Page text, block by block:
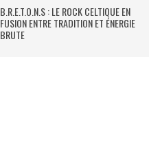
B.R.E.T.O.N.S : LE ROCK CELTIQUE EN
FUSION ENTRE TRADITION ET ÉNERGIE
BRUTE